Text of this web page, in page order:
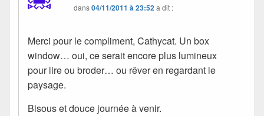
dans04/11/2011 à 23:52a dit :
Merci pour le compliment, Cathycat. Un box
window… oui, ce serait encore plus lumineux
pour lire ou broder… ou rêver en regardant le
paysage.
Bisous et douce journée à venir.